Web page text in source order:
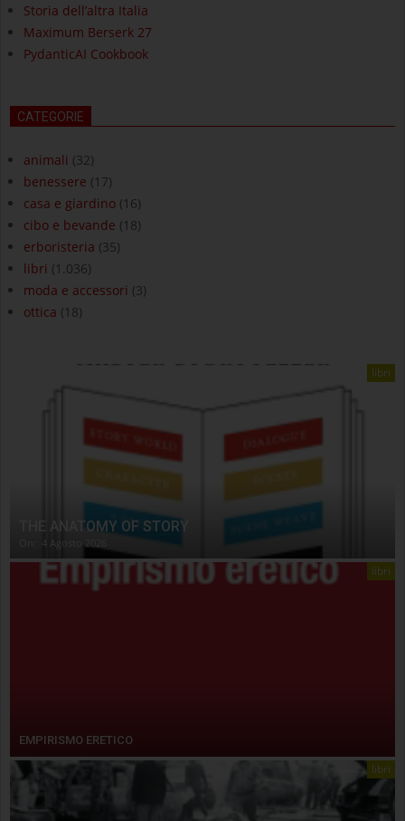
Storia dell’altra Italia
Maximum Berserk 27
PydanticAI Cookbook
CATEGORIE
animali (32)
benessere (17)
casa e giardino (16)
cibo e bevande (18)
erboristeria (35)
libri (1.036)
moda e accessori (3)
ottica (18)
libri
THE ANATOMY OF STORY
4 Agosto 2026
libri
EMPIRISMO ERETICO
libri